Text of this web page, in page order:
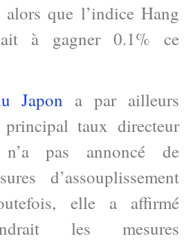
que l’indice Hang
à gagner 0.1% ce
Japon a par ailleurs
taux directeur
pas annoncé de
d’assouplissement
elle a affirmé
les mesures